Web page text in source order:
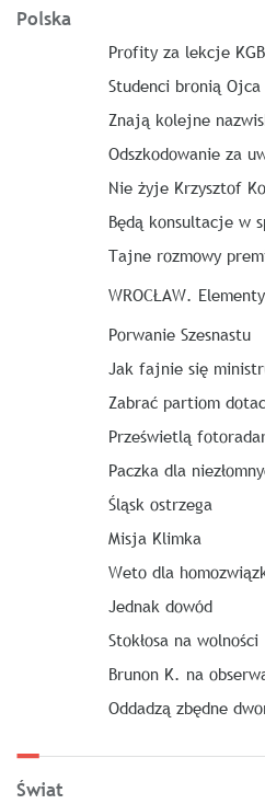
Polska
Profity za lekcje KGB
Studenci bronią Ojca
Znają kolejne
Odszkodowanie za
Nie żyje Krzysztof
Będą konsultacje w
Tajne rozmowy
WROCŁAW.
Porwanie Szesnastu
Jak fajnie się
Zabrać partiom
Prześwietlą
Paczka dla
Śląsk ostrzega
Misja Klimka
Weto dla
Jednak dowód
Stokłosa na wolności
Brunon K. na
Oddadzą zbędne
Świat